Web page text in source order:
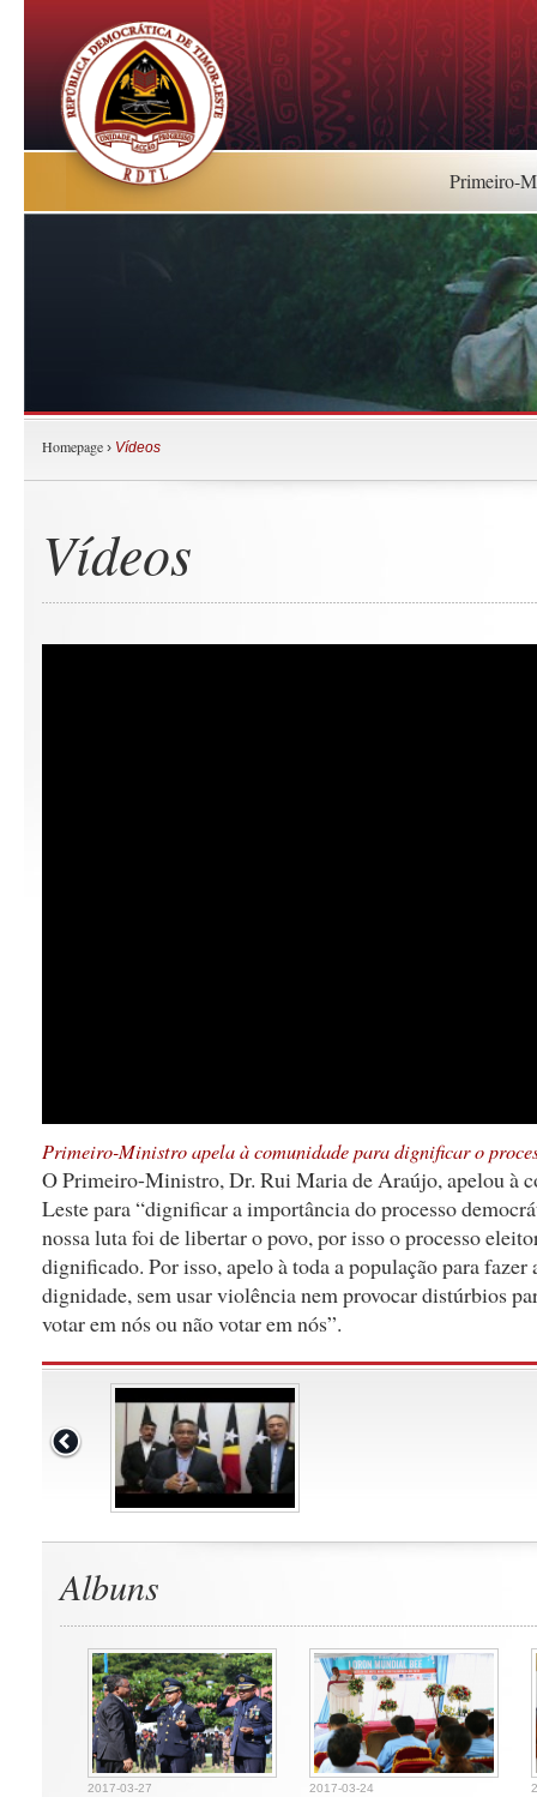
Primeiro-
Homepage › Vídeos
Vídeos
Primeiro-Ministro apela à comunidade para dignificar o
O Primeiro-Ministro, Dr. Rui Maria de Araújo, apelou à
Leste para “dignificar a importância do processo
nossa luta foi de libertar o povo, por isso o processo
dignificado. Por isso, apelo à toda a população para fazer
dignidade, sem usar violência nem provocar distúrbios
votar em nós ou não votar em nós”.
Albuns
2017-03-27 2017-03-24